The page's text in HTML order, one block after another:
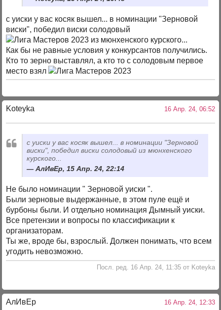
с уиски у вас косяк вышел... в номинации "Зерновой
виски", победил виски солодовый
из мюнхенского курского...
Как бы не равные условия у конкурсантов получились.
Кто то зерно выставлял, а кто то с солодовым первое
место взял
Koteyka 16 Апр. 24, 06:52
с уиски у вас косяк вышел... в номинации "Зерновой
виски", победил виски солодовый из мюнхенского
курского...
АлИвЕр, 15 Апр. 24, 22:14
Не было номинации " Зерновой уиски ".
Были зерновые выдержанные, в этом пуле ещё и
бурбоны были. И отдельно номинация Дымный уиски.
Все претензии и вопросы по классификации к
организаторам.
Ты же, вроде бы, взрослый. Должен понимать, что всем
угодить невозможно.
Посл. ред. 16 Апр. 24, 11:35 от Koteyka
АлИвЕр 16 Апр. 24, 12:33